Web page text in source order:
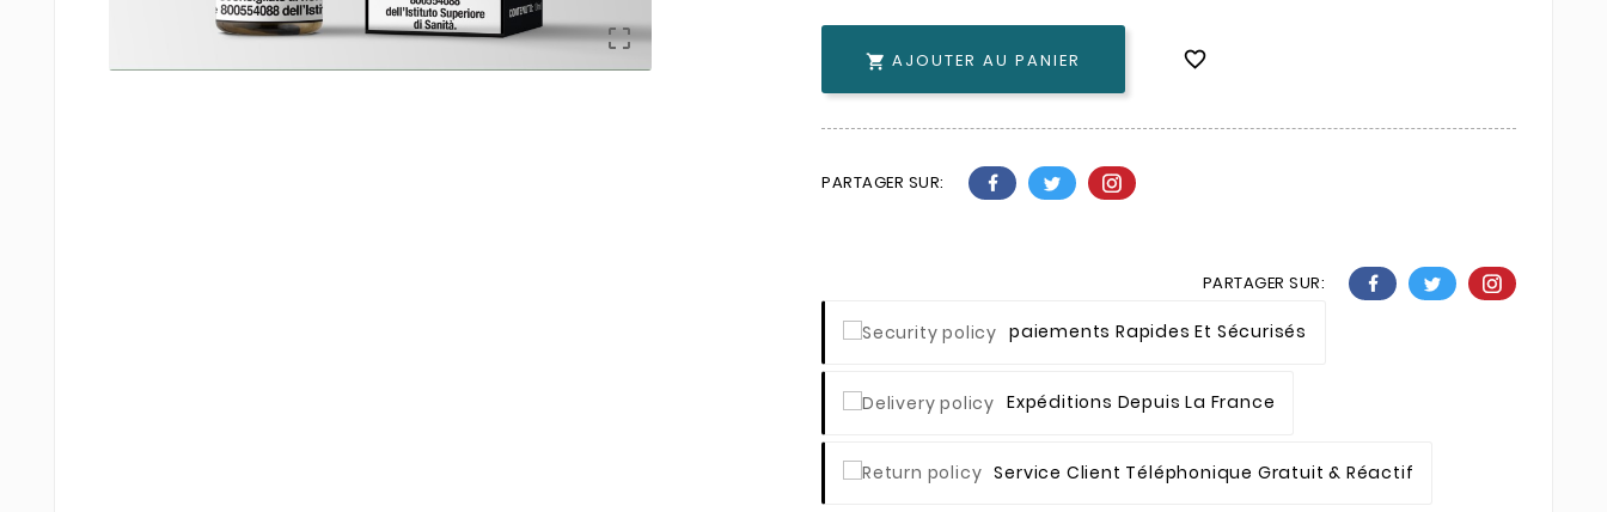

 AJOUTER AU PANIER 
PARTAGER SUR:
PARTAGER SUR:
Paiements Rapides Et Sécurisés
Expéditions Depuis La France
Service Client Téléphonique Gratuit & Réactif